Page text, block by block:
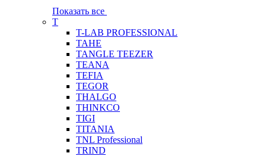
Показать все
T
T-LAB PROFESSIONAL
TAHE
TANGLE TEEZER
TEANA
TEFIA
TEGOR
THALGO
THINKCO
TIGI
TITANIA
TNL Professional
TRIND